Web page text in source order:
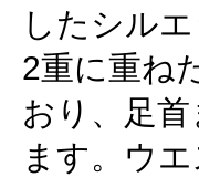
したシルエ
2重に重ね
おり、足
ます。ウ